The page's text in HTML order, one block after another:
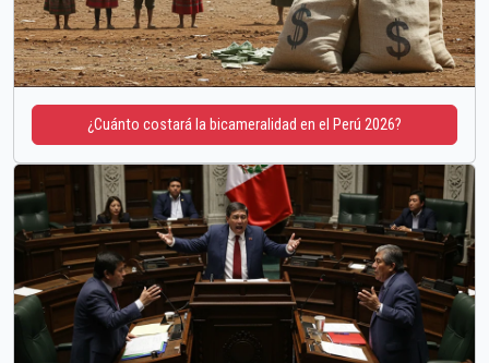
¿Cuánto costará la bicameralidad en el Perú 2026?